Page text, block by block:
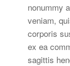
nonummy
veniam,
corporis
ex ea
sagittis